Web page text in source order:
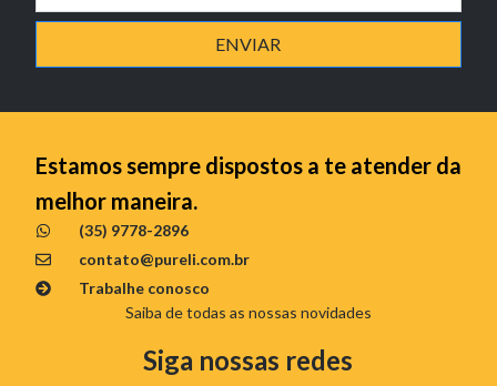
ENVIAR
Estamos sempre dispostos a te atender da
melhor maneira.
(35) 9778-2896
contato@pureli.com.br
Trabalhe conosco
Saiba de todas as nossas novidades
Siga nossas redes